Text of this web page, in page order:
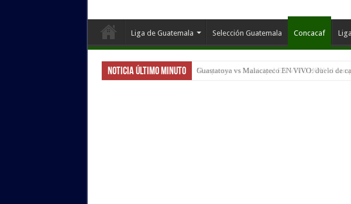
Liga de Guatemala Selección Guatemala Concacaf
Noticia Último Minuto Guastatoya vs Malacateco EN VIVO: duelo de